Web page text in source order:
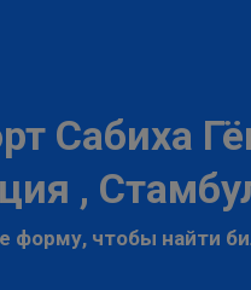
Сабиха
,
форму, чтобы найти